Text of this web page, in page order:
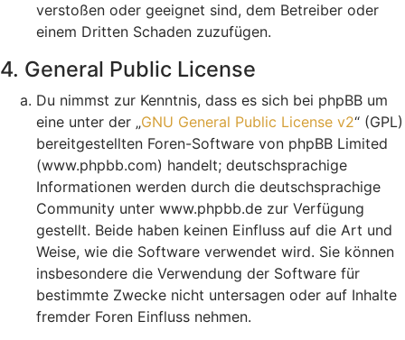
verstoßen oder geeignet sind, dem Betreiber oder
einem Dritten Schaden zuzufügen.
4. General Public License
Du nimmst zur Kenntnis, dass es sich bei phpBB um
eine unter der „GNU General Public License v2“ (GPL)
bereitgestellten Foren-Software von phpBB Limited
(www.phpbb.com) handelt; deutschsprachige
Informationen werden durch die deutschsprachige
Community unter www.phpbb.de zur Verfügung
gestellt. Beide haben keinen Einfluss auf die Art und
Weise, wie die Software verwendet wird. Sie können
insbesondere die Verwendung der Software für
bestimmte Zwecke nicht untersagen oder auf Inhalte
fremder Foren Einfluss nehmen.